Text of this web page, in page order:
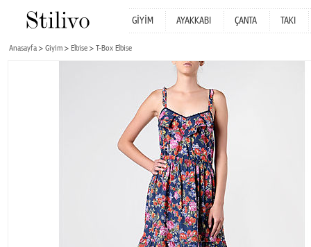
GİYİM AYAKKABI ÇANTA TAKI
Anasayfa Giyim Elbise T-Box Elbise